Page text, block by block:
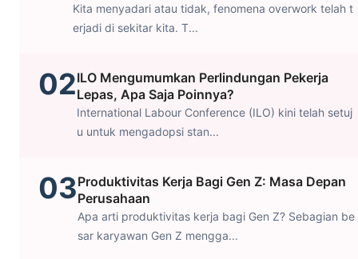
Kita menyadari atau tidak, fenomena overwork telah t
erjadi di sekitar kita. T...
02ILO Mengumumkan Perlindungan Pekerja
Lepas, Apa Saja Poinnya?
International Labour Conference (ILO) kini telah setuj
u untuk mengadopsi stan...
03Produktivitas Kerja Bagi Gen Z: Masa Depan
Perusahaan
Apa arti produktivitas kerja bagi Gen Z? Sebagian be
sar karyawan Gen Z mengga...